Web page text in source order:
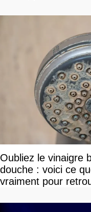
Oubliez le vinaigre
douche : voici ce
vraiment pour